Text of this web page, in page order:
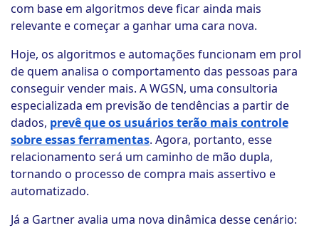
com base em algoritmos deve ficar ainda mais
relevante e começar a ganhar uma cara nova.
Hoje, os algoritmos e automações funcionam em prol
de quem analisa o comportamento das pessoas para
conseguir vender mais. A WGSN, uma consultoria
especializada em previsão de tendências a partir de
dados, prevê que os usuários terão mais controle
sobre essas ferramentas. Agora, portanto, esse
relacionamento será um caminho de mão dupla,
tornando o processo de compra mais assertivo e
automatizado.
Já a Gartner avalia uma nova dinâmica desse cenário: